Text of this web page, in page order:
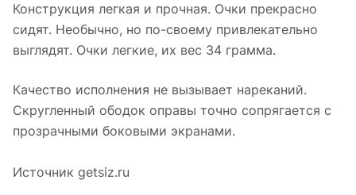
Конструкция легкая и прочная. Очки прекрасно
сидят. Необычно, но по-своему привлекательно
выглядят. Очки легкие, их вес 34 грамма.
Качество исполнения не вызывает нареканий.
Скругленный ободок оправы точно сопрягается с
прозрачными боковыми экранами.
Источник getsiz.ru